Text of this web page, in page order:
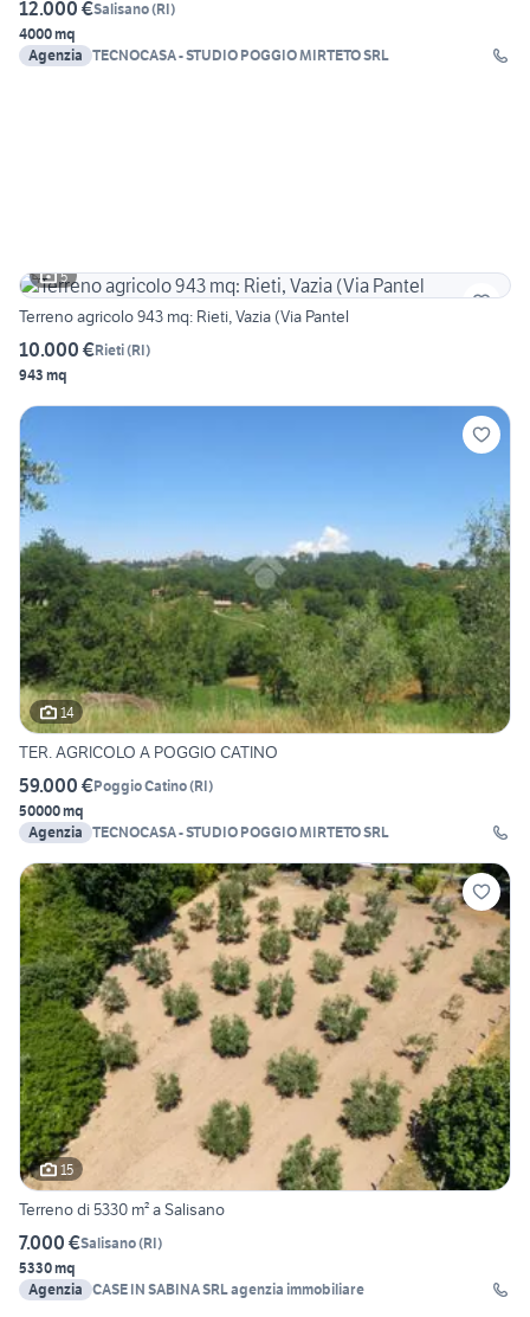
12.000 €Salisano(RI)
4000 mq
Agenzia
TECNOCASA - STUDIO POGGIO MIRTETO SRL
5
Terreno agricolo 943 mq: Rieti, Vazia (Via Pantel
10.000 €Rieti(RI)
943 mq
14
TER. AGRICOLO A POGGIO CATINO
59.000 €Poggio Catino(RI)
50000 mq
Agenzia
TECNOCASA - STUDIO POGGIO MIRTETO SRL
15
Terreno di 5330 m² a Salisano
7.000 €Salisano(RI)
5330 mq
Agenzia CASE IN SABINA SRL agenzia immobiliare